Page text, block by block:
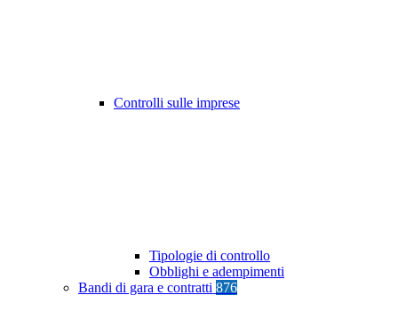
Controlli sulle imprese
Tipologie di controllo
Obblighi e adempimenti
Bandi di gara e contratti 876